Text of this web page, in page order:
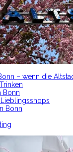
– wenn die
Bonn
Lieblingsshops
Bonn